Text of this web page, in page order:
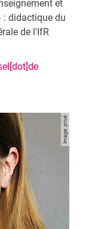
et
: didactique du
de l'IfR
Image: privé